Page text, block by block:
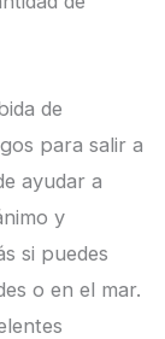
de
para salir a
ayudar a
y
si puedes
o en el mar.